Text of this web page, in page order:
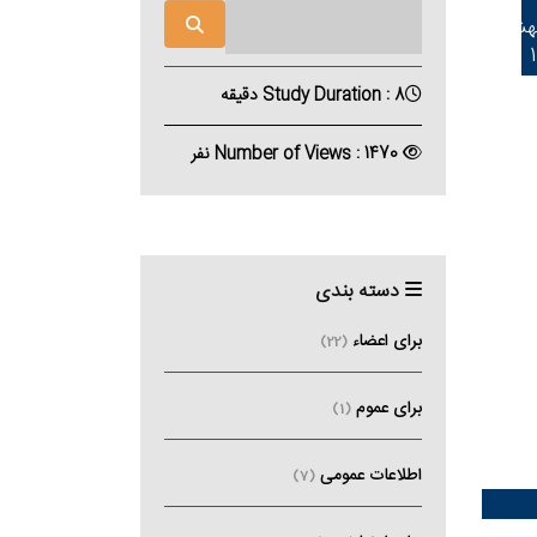
Study Duration : 8 دقیقه
دسته بندی
برای اعضاء (22)
برای عموم (1)
اطلاعات عمومی (7)